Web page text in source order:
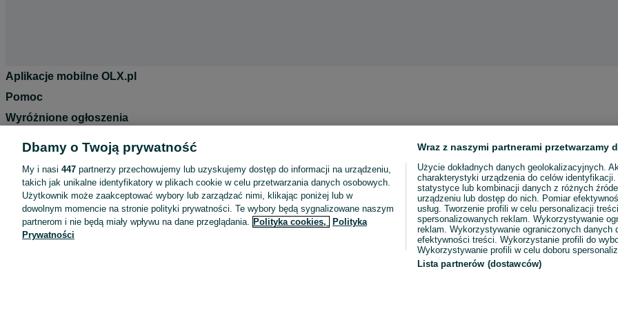
Aplikacje mobilne OLX.pl
Pomoc
Wyróżnione ogłoszenia
Regulamin
Polityka prywatności
Reklama
Informacja o realizowanej strategii podatkowej
Dbamy o Twoją prywatność
My i nasi 447 partnerzy przechowujemy lub uzyskujemy dostęp do informacji na urządzeniu,
takich jak unikalne identyfikatory w plikach cookie w celu przetwarzania danych osobowych.
Użytkownik może zaakceptować wybory lub zarządzać nimi, klikając poniżej lub w
dowolnym momencie na stronie polityki prywatności. Te wybory będą sygnalizowane naszym
partnerom i nie będą miały wpływu na dane przeglądania. Polityka cookies,
Polityka
Prywatności
Wraz z naszymi partnerami przetwarzamy
Użycie dokładnych danych geolokalizacyjnych.
charakterystyki urządzenia do celów
statystyce lub kombinacji danych z różnych
urządzeniu lub dostęp do nich. Pomiar
usług. Tworzenie profili w celu personalizacji
spersonalizowanych reklam. Wykorzystywanie
reklam. Wykorzystywanie ograniczonych danych
efektywności treści. Wykorzystanie profili do
Wykorzystywanie profili w celu doboru
Lista partnerów (dostawców)